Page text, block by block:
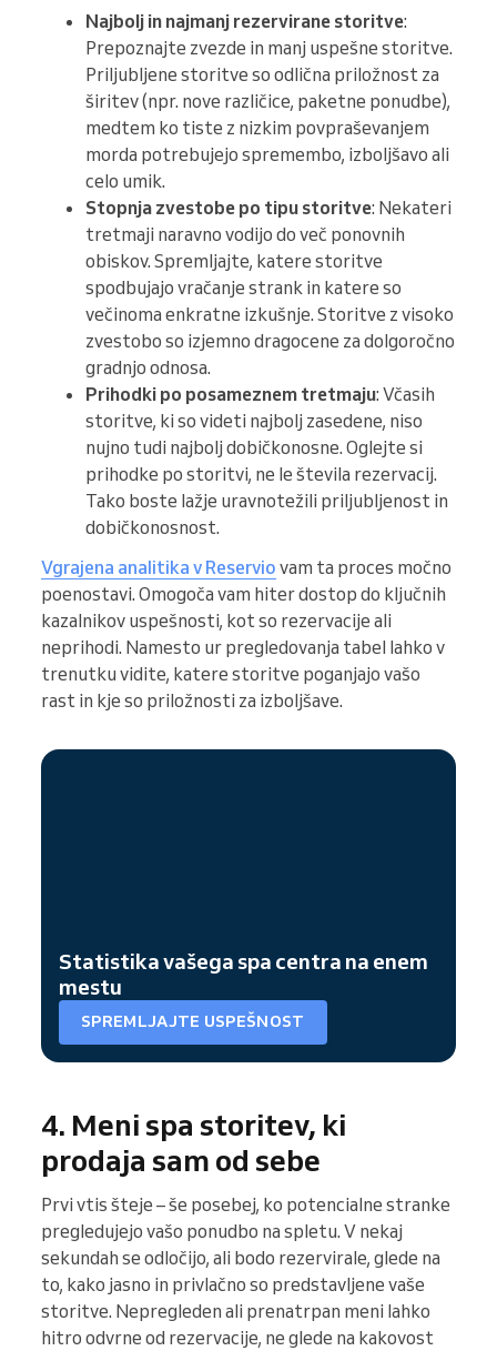
Najbolj in najmanj rezervirane storitve:
Prepoznajte zvezde in manj uspešne storitve.
Priljubljene storitve so odlična priložnost za
širitev (npr. nove različice, paketne ponudbe),
medtem ko tiste z nizkim povpraševanjem
morda potrebujejo spremembo, izboljšavo ali
celo umik.
Stopnja zvestobe po tipu storitve: Nekateri
tretmaji naravno vodijo do več ponovnih
obiskov. Spremljajte, katere storitve
spodbujajo vračanje strank in katere so
večinoma enkratne izkušnje. Storitve z visoko
zvestobo so izjemno dragocene za dolgoročno
gradnjo odnosa.
Prihodki po posameznem tretmaju: Včasih
storitve, ki so videti najbolj zasedene, niso
nujno tudi najbolj dobičkonosne. Oglejte si
prihodke po storitvi, ne le števila rezervacij.
Tako boste lažje uravnotežili priljubljenost in
dobičkonosnost.
Vgrajena analitika v Reservio vam ta proces močno
poenostavi. Omogoča vam hiter dostop do ključnih
kazalnikov uspešnosti, kot so rezervacije ali
neprihodi. Namesto ur pregledovanja tabel lahko v
trenutku vidite, katere storitve poganjajo vašo
rast in kje so priložnosti za izboljšave.
Statistika vašega spa centra na enem
mestu
SPREMLJAJTE USPEŠNOST
4. Meni spa storitev, ki
prodaja sam od sebe
Prvi vtis šteje – še posebej, ko potencialne stranke
pregledujejo vašo ponudbo na spletu. V nekaj
sekundah se odločijo, ali bodo rezervirale, glede na
to, kako jasno in privlačno so predstavljene vaše
storitve. Nepregleden ali prenatrpan meni lahko
hitro odvrne od rezervacije, ne glede na kakovost